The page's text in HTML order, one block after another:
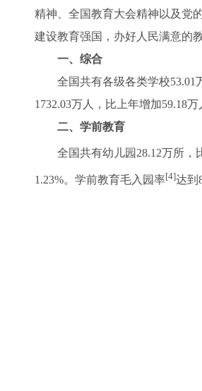
精神、全国教育大会精神以及党
建设教育强国，办好人民满意
一、综合
全国共有各级各类学校53.01万
1732.03万人，比上年增加59.18万
二、学前教育
全国共有幼儿园28.12万所，比
1.23%。学前教育毛入园率[4]达到